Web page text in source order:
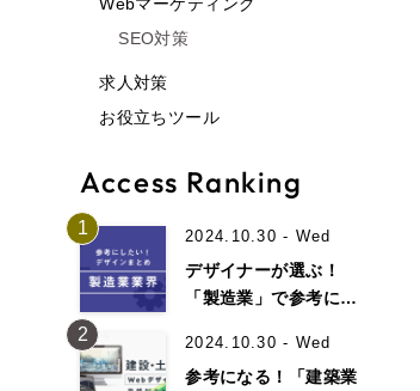
SEO対策
求人対策
お役立ちツール
Access Ranking
1 2024.10.30 - Wed
デザイナーが選ぶ！
「製造業」で参考にな
ン事例19選！
2 2024.10.30 - Wed
参考になる！「建築業